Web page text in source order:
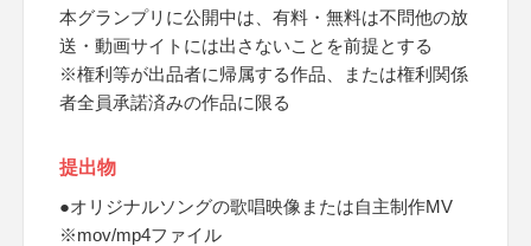
本グランプリに公開中は、有料・無料は不問他の放
送・動画サイトには出さないことを前提とする
※権利等が出品者に帰属する作品、または権利関係
者全員承諾済みの作品に限る
提出物
●オリジナルソングの歌唱映像または自主制作MV
※mov/mp4ファイル